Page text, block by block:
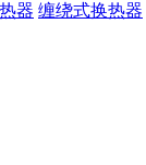
器 缠绕式换热器